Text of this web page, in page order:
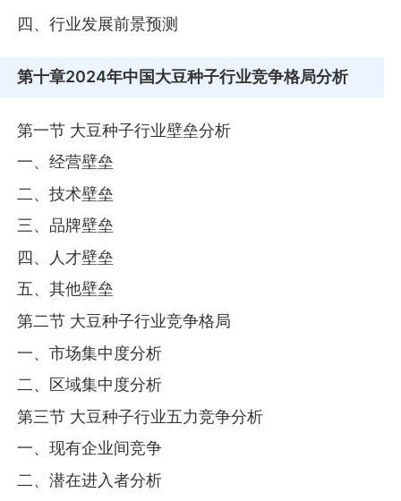
四、行业发展前景预测
第十章2024年中国大豆种子行业竞争格局分析
第一节 大豆种子行业壁垒分析
一、经营壁垒
二、技术壁垒
三、品牌壁垒
四、人才壁垒
五、其他壁垒
第二节 大豆种子行业竞争格局
一、市场集中度分析
二、区域集中度分析
第三节 大豆种子行业五力竞争分析
一、现有企业间竞争
二、潜在进入者分析